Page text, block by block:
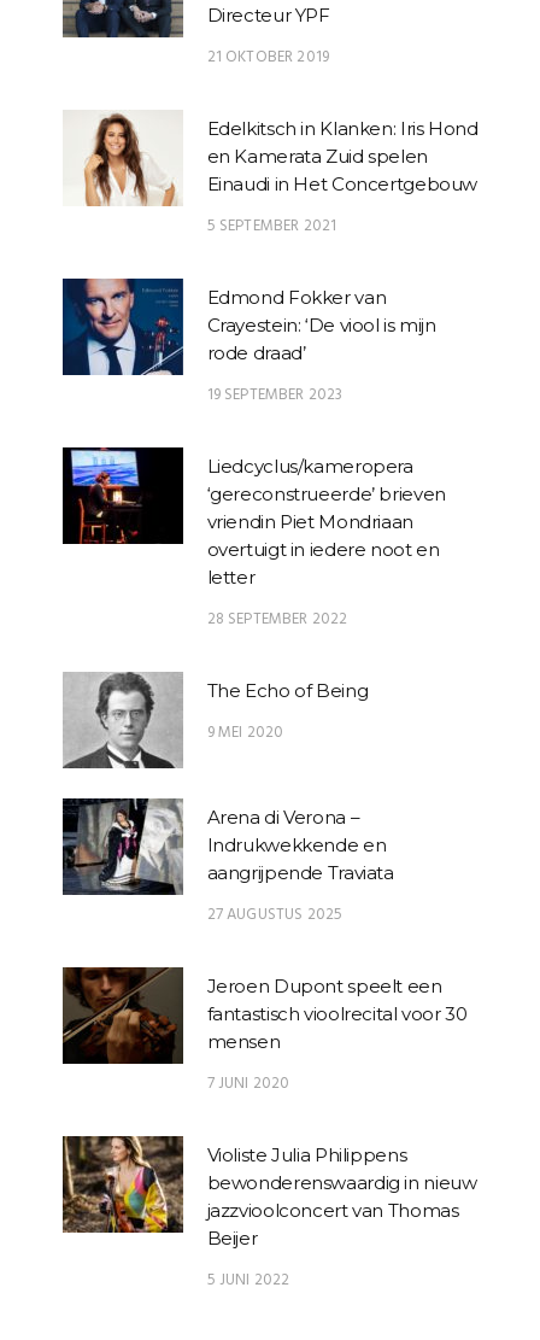
Directeur YPF
21 OKTOBER 2019
Edelkitsch in Klanken: Iris Hond
en Kamerata Zuid spelen
Einaudi in Het Concertgebouw
5 SEPTEMBER 2021
Edmond Fokker van
Crayestein: ‘De viool is mijn
rode draad’
19 SEPTEMBER 2023
Liedcyclus/kameropera
‘gereconstrueerde’ brieven
vriendin Piet Mondriaan
overtuigt in iedere noot en
letter
28 SEPTEMBER 2022
The Echo of Being
9 MEI 2020
Arena di Verona –
Indrukwekkende en
aangrijpende Traviata
27 AUGUSTUS 2025
Jeroen Dupont speelt een
fantastisch vioolrecital voor 30
mensen
7 JUNI 2020
Violiste Julia Philippens
bewonderenswaardig in nieuw
jazzvioolconcert van Thomas
Beijer
5 JUNI 2022